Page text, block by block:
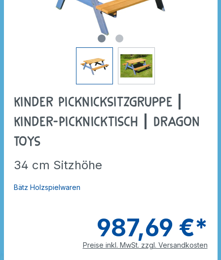
Kinder Picknicksitzgruppe |
Kinder-Picknicktisch | Dragon
Toys
34 cm Sitzhöhe
Bätz Holzspielwaren
987,69 €*
Preise inkl. MwSt. zzgl. Versandkosten